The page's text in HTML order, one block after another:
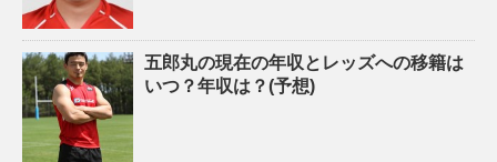
五郎丸の現在の年収とレッズへの移籍は
いつ？年収は？(予想)